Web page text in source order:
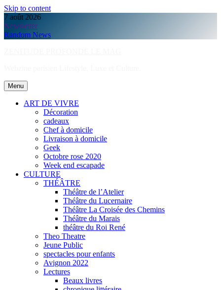
Skip to content
7 août 2026
Newsletter
Random News
Menu
ART DE VIVRE
Décoration
cadeaux
Chef à domicile
Livraison à domicile
Geek
Octobre rose 2020
Week end escapade
CULTURE
THÉÂTRE
Théâtre de l’Atelier
Théâtre du Lucernaire
Théâtre La Croisée des Chemins
Théâtre du Marais
théâtre du Roi René
Theo Theatre
Jeune Public
spectacles pour enfants
Avignon 2022
Lectures
Beaux livres